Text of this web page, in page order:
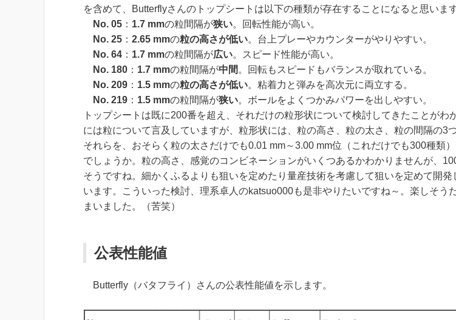
を含めて、Butterflyさんのトップシートは以下の種類が存在することになると思います
No. 05 ： 1.7 mmの粒間隔が狭い。
回転性能が高い。
No. 25 ： 2.65 mmの粒の高さが低い。 台上プレーやカウンターがやりやすい。
No. 64 ： 1.7 mmの粒間隔が広い。
スピード性能が高い。
No. 180 ： 1.7 mmの粒間隔が中間 。
回転もスピードもバランスが取れている。
No. 209 ： 1.5 mmの粒の高さが低い。 粘着力と弾みを高次元に両立する。
No. 219 ： 1.5 mmの粒間隔が狭い。 ボールをよくつかみパワーを出しやすい。
トップシートは既に200番を超え、それだけの粒形状について検討してきたことがわ
には粒について言及していますが、粒形状には、粒の高さ、粒の太さ、粒の間隔の3
それらを、おそらく粒の太さだけでも0.01 mm～3.00 mm位（これだけでも300種類
でしょうか。粒の高さ、感覚のコンビネーションがいくつあるかわかりませんが、
そうですね。細かくふるよりも狙いを定めたり量産技術を考慮して狙いを定めて開発
います。こういった検討、理系卓人のkatsuo000も是非やりたいですね～。楽しそう
まいました。（苦笑）
公表性能値
Butterfly（バタフライ）さんの公表性能値を示します。